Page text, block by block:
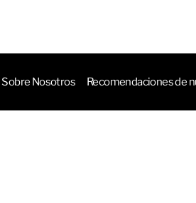
Sobre Nosotros Recomendaciones de